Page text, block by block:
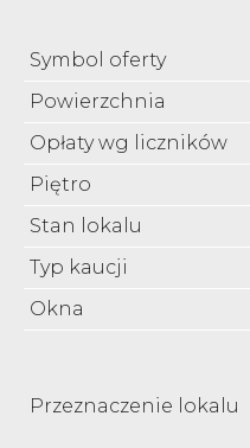
Symbol oferty
Powierzchnia
Opłaty wg liczników
Piętro
Stan lokalu
Typ kaucji
Okna
Przeznaczenie lokalu